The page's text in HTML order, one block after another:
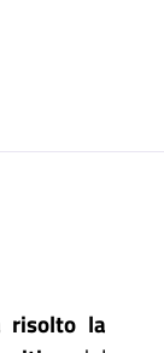
risolto la